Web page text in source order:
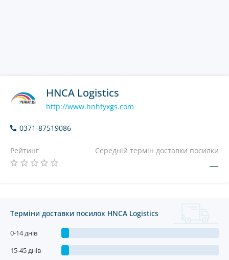
HNCA Logistics
http://www.hnhtyxgs.com
0371-87519086
Рейтинг Середній термін доставки посилки
—
Терміни доставки посилок HNCA Logistics
0-14 днів
15-45 днів